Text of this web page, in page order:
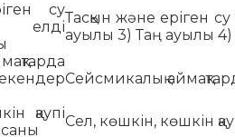
су
елді
Тасқын және еріген
ауылы 3) Таң ауылы 4)
Сейсмикалық
қаупіСел, көшкін, көшкін